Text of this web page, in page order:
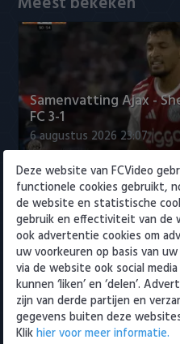
Willem II
Samenvatting Ajax -
FC 3-1
6 augustus 2026 23:07
Eredivisie
Voorbeschouwing
Excelsior met Plat en
6 augustus 2026 18:49
Deze website van FCVideo
functionele cookies gebruikt,
de website en statistische
gebruik en effectiviteit van de
ook advertentie cookies om
uw voorkeuren op basis van
via de website ook social
kunnen ‘liken’ en ‘delen’.
zijn van derde partijen en
gegevens buiten deze
Klikhier voor meer informatie.